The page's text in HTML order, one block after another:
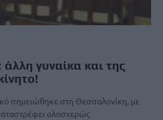
γυναίκα και της
σημειώθηκε στη Θεσσαλονίκη, με
ολοσχερώς